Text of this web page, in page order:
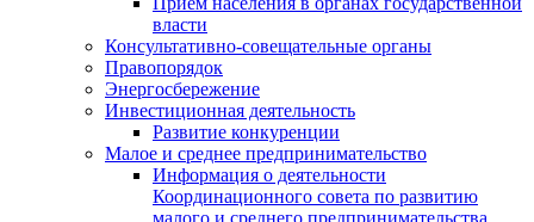
власти
Консультативно-совещательные органы
Правопорядок
Энергосбережение
Инвестиционная деятельность
Развитие конкуренции
Малое и среднее предпринимательство
Информация о деятельности
Координационного совета по развитию
малого и среднего предпринимательства